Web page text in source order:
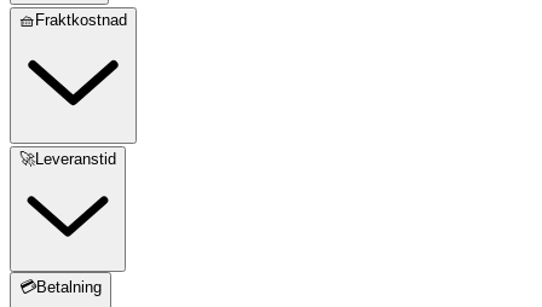
🧺Fraktkostnad
🚀Leveranstid
💳Betalning